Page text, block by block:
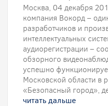
Москва, 04 декабря
компания Вокорд –
разработчиков и
интеллектуальных
аудиорегистрации –
обзорного
успешно
Московской области в
«Безопасный город»,
читать дальше